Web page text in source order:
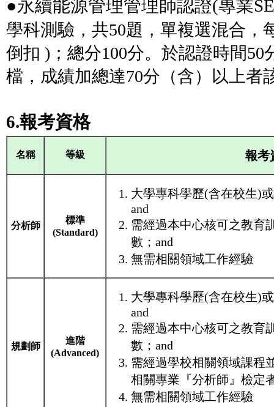
●永續能源管理管理師認證(專業
學科測驗，共50題，單複選混合，
倒扣 )；總分100分。於認證時間50
檔，成績加總達70分（含）以上者
6.報考資格
名稱 等級 報考
分析師
標準
(Standard)
大學專科學歷(含在校生)
and
需經過本中心核可之教育
數；and
無需相關領域工作經驗
規劃師
進階
(Advanced)
大學專科學歷(含在校生)
and
需經過本中心核可之教育
數；and
需經過學校相關領域課程
相關專業『分析師』檢定
無需相關領域工作經驗